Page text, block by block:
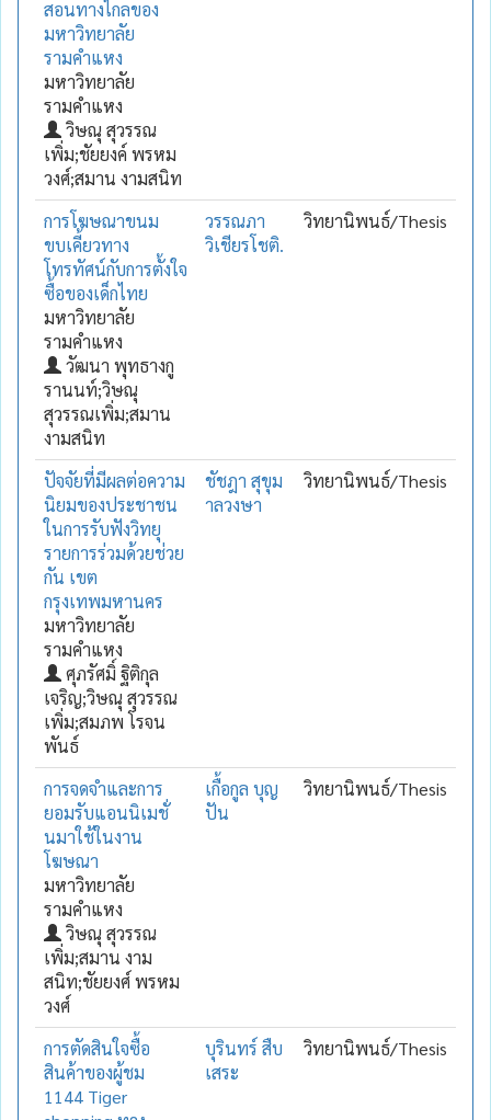
สอนทางไกลของ
มหาวิทยาลัย
รามคำแหง
มหาวิทยาลัย
รามคำแหง
วิษณุ สุวรรณ
เพิ่ม;ชัยยงค์ พรหม
วงศ์;สมาน งามสนิท
การโฆษณาขนม
ขบเคี้ยวทาง
โทรทัศน์กับการตั้งใจ
ซื้อของเด็กไทย
มหาวิทยาลัย
รามคำแหง
วัฒนา พุทธางกู
รานนท์;วิษณุ
สุวรรณเพิ่ม;สมาน
งามสนิท
วรรณภา
วิเชียรโชติ.
วิทยานิพนธ์/Thesis
ปัจจัยที่มีผลต่อความ
นิยมของประชาชน
ในการรับฟังวิทยุ
รายการร่วมด้วยช่วย
กัน เขต
กรุงเทพมหานคร
มหาวิทยาลัย
รามคำแหง
ศุภรัศมิ์ ฐิติกุล
เจริญ;วิษณุ สุวรรณ
เพิ่ม;สมภพ โรจน
พันธ์
ชัชฎา สุขุม
าลวงษา
วิทยานิพนธ์/Thesis
การจดจำและการ
ยอมรับแอนนิเมชั่
นมาใช้ในงาน
โฆษณา
มหาวิทยาลัย
รามคำแหง
วิษณุ สุวรรณ
เพิ่ม;สมาน งาม
สนิท;ชัยยงศ์ พรหม
วงศ์
เกื้อกูล บุญ
ปัน
วิทยานิพนธ์/Thesis
การตัดสินใจซื้อ
สินค้าของผู้ชม
1144 Tiger
บุรินทร์ สืบ
เสระ
วิทยานิพนธ์/Thesis